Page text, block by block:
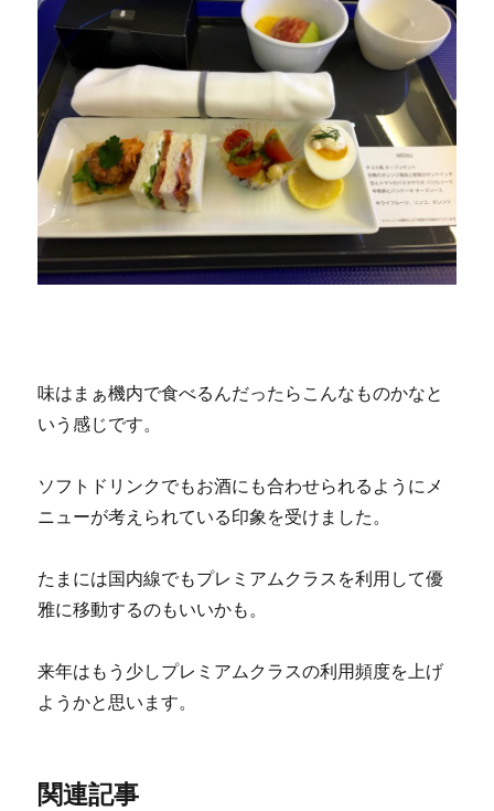
味はまぁ機内で食べるんだったらこんなものかなと
いう感じです。
ソフトドリンクでもお酒にも合わせられるようにメ
ニューが考えられている印象を受けました。
たまには国内線でもプレミアムクラスを利用して優
雅に移動するのもいいかも。
来年はもう少しプレミアムクラスの利用頻度を上げ
ようかと思います。
関連記事